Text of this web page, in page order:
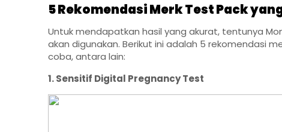
5 Rekomendasi Merk Test Pack
Untuk mendapatkan hasil yang akurat, tentunya
akan digunakan. Berikut ini adalah 5 rekomendasi
coba, antara lain:
1. Sensitif Digital Pregnancy Test